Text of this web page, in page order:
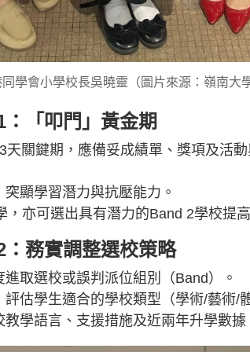
學會小學校長吳曉靈（圖片來源：嶺南大
「叩門」黃金期
天關鍵期，應備妥成績單、獎項及活
顯學習潛力與抗壓能力。
，亦可選出具有潛力的Band 2學校提
務實調整選校策略
取選校或誤判派位組別（Band）。
估學生適合的學校類型（學術/藝術/
學語言、支援措施及近兩年升學數據